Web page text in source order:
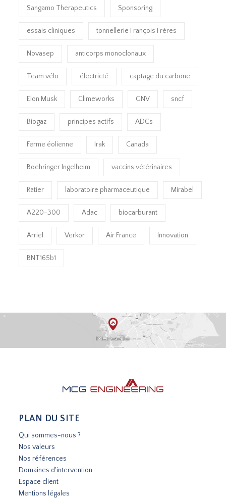
Sangamo Therapeutics Sponsoring
essais cliniques tonnellerie François Frères
Novasep anticorps monoclonaux
Team vélo électricté captage du carbone
Elon Musk Climeworks GNV sncf
Biogaz principes actifs ADCs
Ferme éolienne Irak Canada
Boehringer Ingelheim vaccins vétérinaires
Ratier laboratoire pharmaceutique Mirabel
A220-300 Adac biocarburant
Arriel Verkor Air France Innovation
BNT165b1
PLAN DU SITE
Qui sommes-nous ?
Nos valeurs
Nos références
Domaines d'intervention
Espace client
Mentions légales